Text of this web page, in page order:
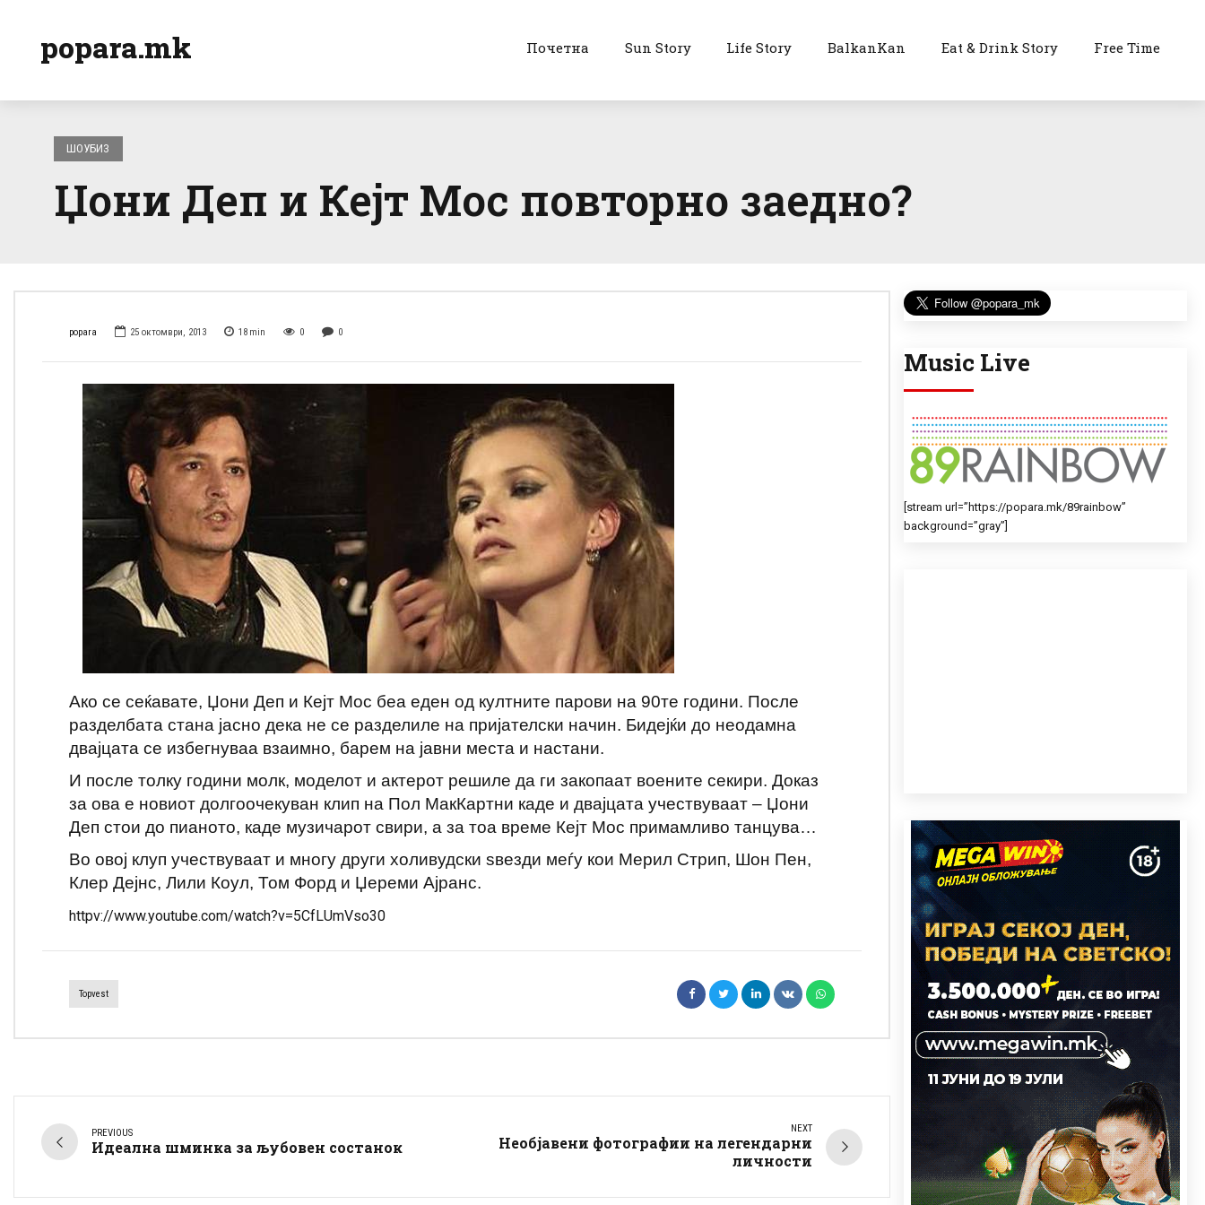
popara.mk Почетна Sun Story Life Story BalkanKan Eat & Drink Story Free Time
ШОУБИЗ
Џони Деп и Кејт Мос повторно заедно?
popara 25 октомври, 2013 18 min 0 0
Ако се сеќавате, Џони Деп и Кејт Мос беа еден од култните парови на 90те години. После
разделбата стана јасно дека не се разделиле на пријателски начин. Бидејќи до неодамна
двајцата се избегнуваа взаимно, барем на јавни места и настани.
И после толку години молк, моделот и актерот решиле да ги закопаат воените секири. Доказ
за ова е новиот долгоочекуван клип на Пол МакКартни каде и двајцата учествуваат – Џони
Деп стои до пианото, каде музичарот свири, а за тоа време Кејт Мос примамливо танцува…
Во овој клуп учествуваат и многу други холивудски ѕвезди меѓу кои Мерил Стрип, Шон Пен,
Клер Дејнс, Лили Коул, Том Форд и Џереми Ајранс.
httpv://www.youtube.com/watch?v=5CfLUmVso30
Topvest
PREVIOUS
Идеална шминка за љубовен состанок
NEXT
Необјавени фотографии на легендарни
личности
Music Live
[stream url=”https://popara.mk/89rainbow”
background=”gray”]